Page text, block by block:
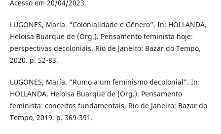
Acesso em 20/04/2023.
LUGONES, María. “Colonialidade e Gênero”. In: HOLLANDA,
Heloisa Buarque de (Org.). Pensamento feminista hoje:
perspectivas decoloniais. Rio de Janeiro: Bazar do Tempo,
2020. p. 52-83.
LUGONES, María. “Rumo a um feminismo decolonial”. In:
HOLLANDA, Heloisa Buarque de (Org.). Pensamento
feminista: conceitos fundamentais. Rio de Janeiro: Bazar do
Tempo, 2019. p. 369-391.